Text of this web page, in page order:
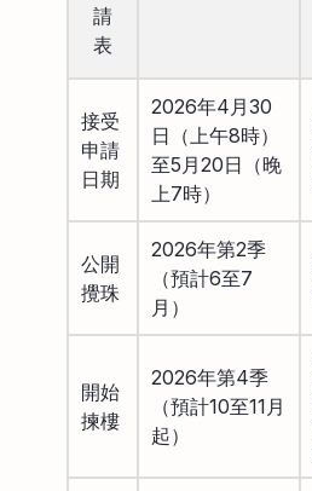
請
表
接受
申請
日期
2026年4月30
日（上午8時）
至5月20日（晚
上7時）
公開
攪珠
2026年第2季
（預計6至7
月）
開始
揀樓
2026年第4季
（預計10至11月
起）